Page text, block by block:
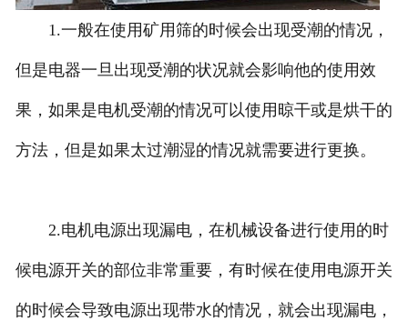
1.一般在使用矿用筛的时候会出现受潮的情况，
但是电器一旦出现受潮的状况就会影响他的使用效
果，如果是电机受潮的情况可以使用晾干或是烘干的
方法，但是如果太过潮湿的情况就需要进行更换。
2.电机电源出现漏电，在机械设备进行使用的时
候电源开关的部位非常重要，有时候在使用电源开关
的时候会导致电源出现带水的情况，就会出现漏电，